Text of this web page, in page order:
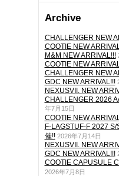
Archive
CHALLENGER NEW
COOTIE NEW
M&M NEW ARRIVAL!!!
COOTIE NEW
CHALLENGER NEW
GDC NEW ARRIVAL!!!
NEXUSVII. NEW
CHALLENGER 2026
年7月15日
COOTIE NEW
F-LAGSTUF-F 2027
催!! 2026年7月14日
NEXUSVII. NEW
GDC NEW ARRIVAL!!!
COOTIE CAPUSULE
2026年7月8日